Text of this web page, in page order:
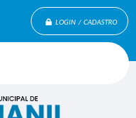
LOGIN / CADASTRO